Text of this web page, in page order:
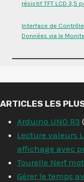
résistif TFT LCD 3,5
Interface de
Données via le
ARTICLES LES
Arduino UNO R3
Lecture valeurs
affichage avec
Tourelle Nerf
Gérer le temps